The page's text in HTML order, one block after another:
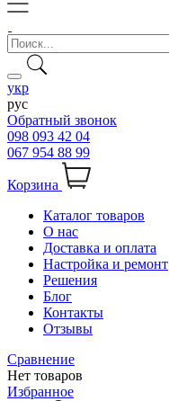
укр
рус
Обратный звонок
098 093 42 04
067 954 88 99
Корзина
Каталог товаров
О нас
Доставка и оплата
Настройка и ремонт
Решения
Блог
Контакты
Отзывы
Сравнение
Нет товаров
Избранное